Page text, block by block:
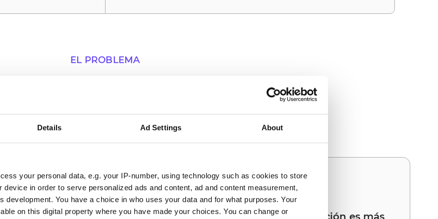
Details Ad Settings About
your personal data, e.g. your IP-number, using technology such as cookies to store
device in order to serve personalized ads and content, ad and content measurement,
development. You have a choice in who uses your data and for what purposes. Your
on this digital property where you have made your choices. You can change or
EL PROBLEMA
las empresas esta integración
en los que una conexión activa entre BigCommerce y Voyado ofrece el
valor operativo más inmediato.
02 03